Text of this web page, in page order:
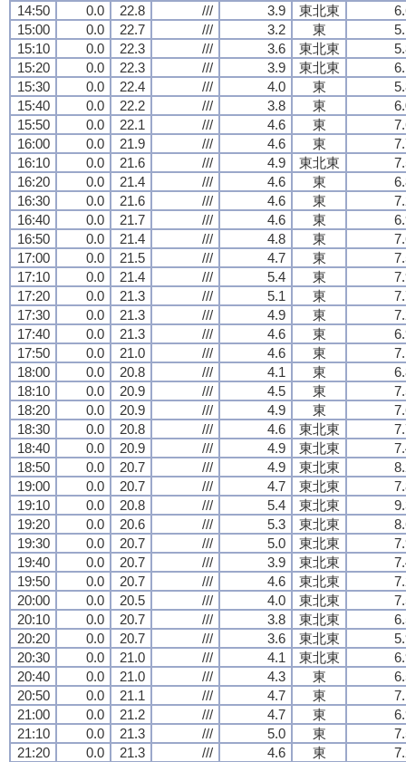
14:50 0.0 22.8 /// 3.9 東北東
15:00
0.0 22.7 /// 3.2 東
15:10
0.0 22.3 /// 3.6 東北東
15:20
0.0 22.3 /// 3.9 東北東
15:30
0.0 22.4 /// 4.0 東
15:40
0.0 22.2 /// 3.8 東
15:50
0.0 22.1 /// 4.6 東
16:00
0.0 21.9 /// 4.6 東
16:10
0.0 21.6 /// 4.9 東北東
16:20
0.0 21.4 /// 4.6 東
16:30
0.0 21.6 /// 4.6 東
16:40
0.0 21.7 /// 4.6 東
16:50
0.0 21.4 /// 4.8 東
17:00
0.0 21.5 /// 4.7 東
17:10
0.0 21.4 /// 5.4 東
17:20
0.0 21.3 /// 5.1 東
17:30
0.0 21.3 /// 4.9 東
17:40
0.0 21.3 /// 4.6 東
17:50
0.0 21.0 /// 4.6 東
18:00
0.0 20.8 /// 4.1 東
18:10
0.0 20.9 /// 4.5 東
18:20
0.0 20.9 /// 4.9 東
18:30
0.0 20.8 /// 4.6 東北東
18:40
0.0 20.9 /// 4.9 東北東
18:50
0.0 20.7 /// 4.9 東北東
19:00
0.0 20.7 /// 4.7 東北東
19:10
0.0 20.8 /// 5.4 東北東
19:20
0.0 20.6 /// 5.3 東北東
19:30
0.0 20.7 /// 5.0 東北東
19:40
0.0 20.7 /// 3.9 東北東
19:50
0.0 20.7 /// 4.6 東北東
20:00
0.0 20.5 /// 4.0 東北東
20:10
0.0 20.7 /// 3.8 東北東
20:20
0.0 20.7 /// 3.6 東北東
20:30
0.0 21.0 /// 4.1 東北東
20:40
0.0 21.0 /// 4.3 東
20:50
0.0 21.1 /// 4.7 東
21:00
0.0 21.2 /// 4.7 東
21:10
0.0 21.3 /// 5.0 東
21:20
0.0 21.3 /// 4.6 東